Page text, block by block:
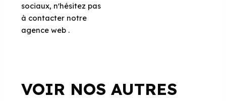
sociaux, n'hésitez pas
à contacter notre
agence web .
VOIR NOS AUTRES